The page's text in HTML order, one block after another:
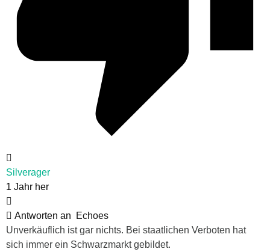
Silverager
1 Jahr her
Antworten an
Echoes
Unverkäuflich ist gar nichts. Bei staatlichen Verboten hat
sich immer ein Schwarzmarkt gebildet.